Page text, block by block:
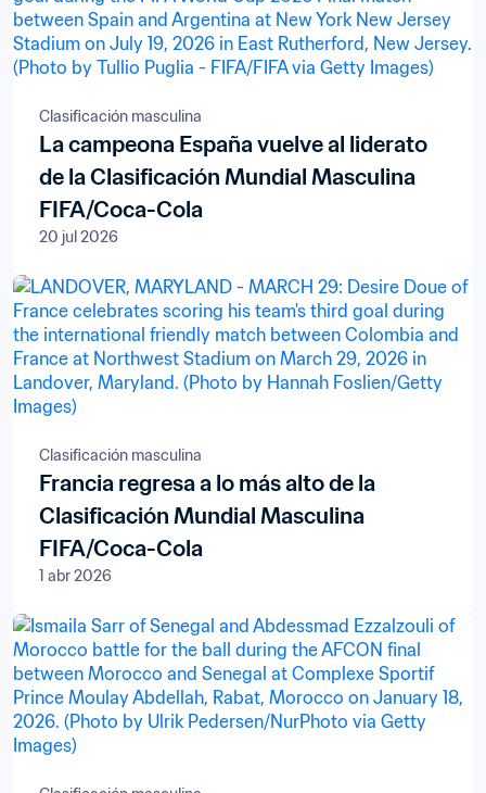
Clasificación masculina
La campeona España vuelve al liderato
de la Clasificación Mundial Masculina
FIFA/Coca-Cola
20 jul 2026
Clasificación masculina
Francia regresa a lo más alto de la
Clasificación Mundial Masculina
FIFA/Coca-Cola
1 abr 2026